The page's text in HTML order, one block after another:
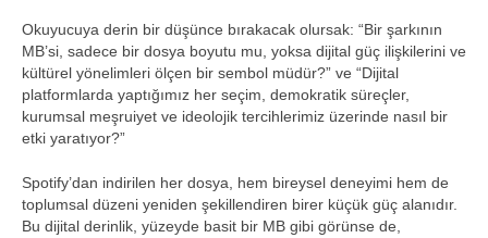
Okuyucuya derin bir düşünce bırakacak olursak: “Bir şarkının
MB’si, sadece bir dosya boyutu mu, yoksa dijital güç ilişkilerini ve
kültürel yönelimleri ölçen bir sembol müdür?” ve “Dijital
platformlarda yaptığımız her seçim, demokratik süreçler,
kurumsal meşruiyet ve ideolojik tercihlerimiz üzerinde nasıl bir
etki yaratıyor?”
Spotify’dan indirilen her dosya, hem bireysel deneyimi hem de
toplumsal düzeni yeniden şekillendiren birer küçük güç alanıdır.
Bu dijital derinlik, yüzeyde basit bir MB gibi görünse de,